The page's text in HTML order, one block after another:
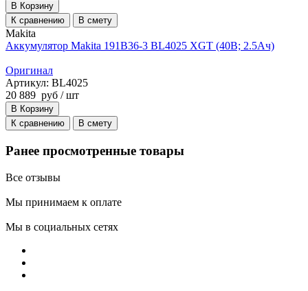
В Корзину
К сравнению
В смету
Makita
Аккумулятор Makita 191B36-3 BL4025 XGT (40В; 2.5Ач)
Оригинал
Артикул: BL4025
20 889 руб / шт
В Корзину
К сравнению
В смету
Ранее просмотренные товары
Все отзывы
Мы принимаем к оплате
Мы в социальных сетях